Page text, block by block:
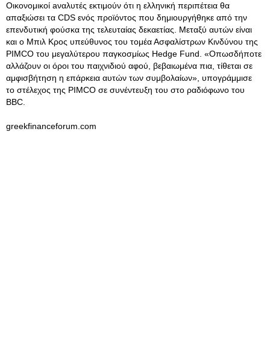
Οικονομικοί aναλυτές εκτιμούν ότι η ελληνική περιπέτεια θα
απαξιώσει τα CDS ενός προϊόντος που δημιουργήθηκε από την
επενδυτική φούσκα της τελευταίας δεκαετίας. Μεταξύ αυτών είναι
και ο Μπιλ Κρος υπεύθυνος του τομέα Ασφαλίστρων Κινδύνου της
PIMCO του μεγαλύτερου παγκοσμίως Hedge Fund. «Οπωσδήποτε
αλλάζουν οι όροι του παιχνιδιού αφού, βεβαιωμένα πια, τίθεται σε
αμφισβήτηση η επάρκεια αυτών των συμβολαίων», υπογράμμισε
το στέλεχος της PIMCO σε συνέντευξη του στο ραδιόφωνο του
BBC.
greekfinanceforum.com